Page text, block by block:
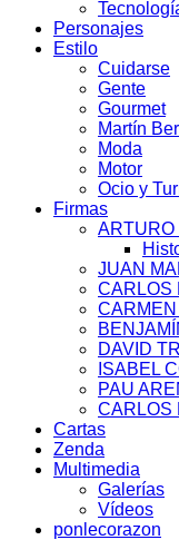
Personajes
Estilo
Cuidarse
Gente
Gourmet
Martín
Moda
Motor
Ocio y
Firmas
ARTURO
JUAN
CARLOS
DAVID
ISABEL
PAU
CARLOS
Cartas
Zenda
Multimedia
Galerías
Vídeos
ponlecorazon